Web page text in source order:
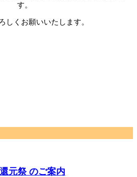
す。
しくお願いいたします。
元祭 のご案内